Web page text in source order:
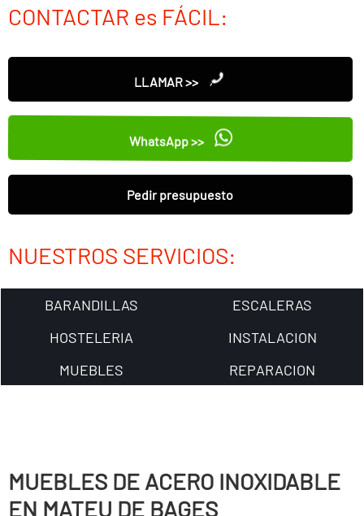
CONTACTAR es FÁCIL:
LLAMAR >>
WhatsApp >>
Pedir presupuesto
NUESTROS SERVICIOS:
BARANDILLAS
ESCALERAS
HOSTELERIA
INSTALACION
MUEBLES
REPARACION
MUEBLES DE ACERO INOXIDABLE
EN MATEU DE BAGES